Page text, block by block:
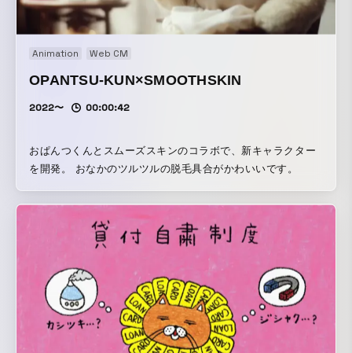
Animation Web CM
OPANTSU-KUN×SMOOTHSKIN
2022〜 00:00:42
おぱんつくんとスムーズスキンのコラボで、新キャラクター
を開発。 おなかのツルツルの脱毛具合がかわいいです。